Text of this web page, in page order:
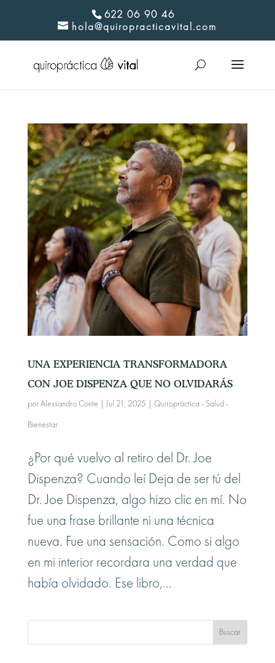
622 06 90 46
hola@quiropracticavital.com
UNA EXPERIENCIA TRANSFORMADORA
CON JOE DISPENZA QUE NO OLVIDARÁS
por Alessandro Conte |Jul 21, 2025 Quiropráctica - Salud -
Bienestar
¿Por qué vuelvo al retiro del Dr. Joe
Dispenza? Cuando leí Deja de ser tú del
Dr. Joe Dispenza, algo hizo clic en mí. No
fue una frase brillante ni una técnica
nueva. Fue una sensación. Como si algo
en mi interior recordara una verdad que
había olvidado. Ese libro,...